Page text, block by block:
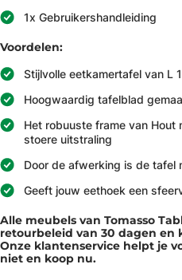
1x Gebruikershandleiding
Voordelen:
Stijlvolle eetkamertafel van L
Hoogwaardig tafelblad
Het robuuste frame van
stoere uitstraling
Door de afwerking is de tafel
Geeft jouw eethoek een
Alle meubels van Tomasso
retourbeleid van 30 dagen en
Onze klantenservice helpt je
niet en koop nu.